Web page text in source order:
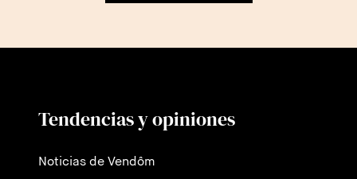
Tendencias y opiniones
Noticias de Vendôm